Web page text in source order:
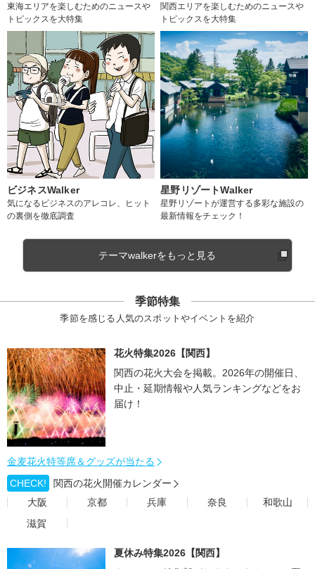
東海エリアを楽しむためのニュースや
トピックスを大特集
関西エリアを楽しむためのニュースや
トピックスを大特集
ビジネスWalker
気になるビジネスのアレコレ、ヒット
の裏側を徹底調査
星野リゾートWalker
星野リゾートが運営する多彩な施設の
最新情報をチェック！
テーマwalkerをもっと見る
季節特集
季節を感じる人気のスポットやイベントを紹介
花火特集2026【関西】
関西の花火大会を掲載。2026年の開催日、
中止・延期情報や人気ランキングなどをお
届け！
金麦花火特等席＆グッズが当たる
CHECK!
関西の花火開催カレンダー
大阪
京都 兵庫 奈良
和歌山
滋賀
夏休み特集2026【関西】